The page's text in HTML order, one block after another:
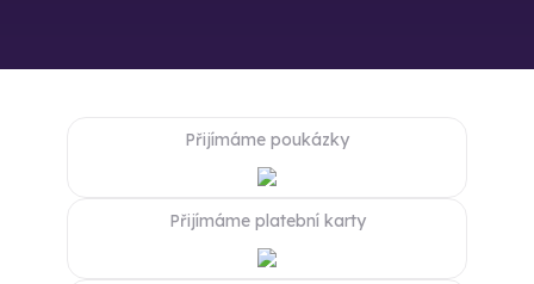
Přijímáme poukázky
Přijímáme platební karty